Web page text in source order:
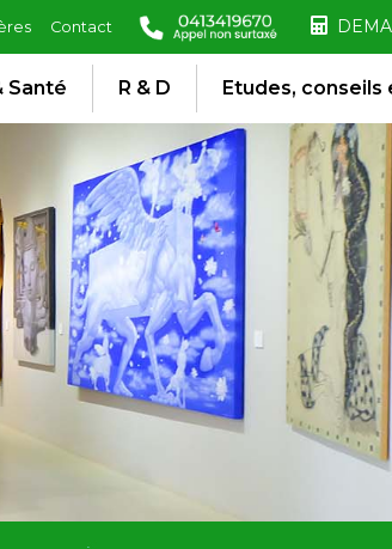
Contact
Santé R & D Etudes,